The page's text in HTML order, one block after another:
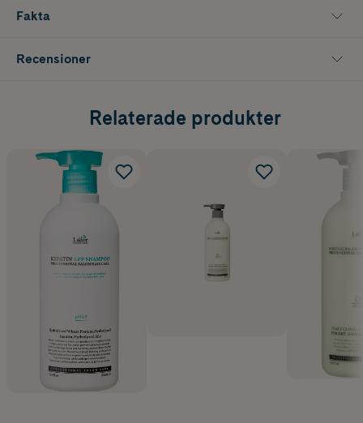
Fakta
Recensioner
Relaterade produkter